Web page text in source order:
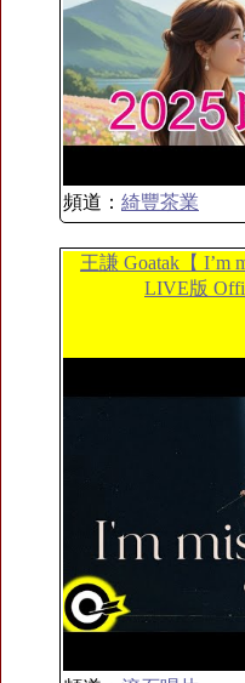
頻道： 綺豐茶業
王謙 Goatak【 I’m
LIVE版